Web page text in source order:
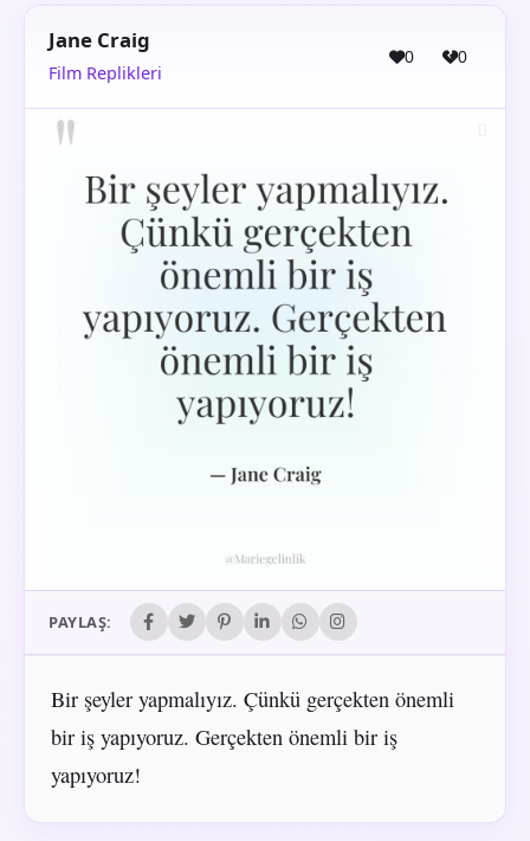
Jane Craig
Film Replikleri
0 0
PAYLAŞ:
Bir şeyler yapmalıyız. Çünkü gerçekten önemli
bir iş yapıyoruz. Gerçekten önemli bir iş
yapıyoruz!